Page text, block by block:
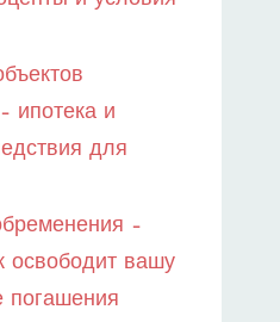
ипотека и
для
–
освободит вашу
погашения